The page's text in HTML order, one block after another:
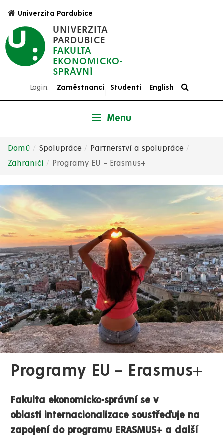
hlavnímu
obsahu
UNIVERZITA
PARDUBICE
FAKULTA
EKONOMICKO-
SPRÁVNÍ
Univerzita Pardubice
Login: Zaměstnanci
|
Studenti English
Menu
Drobečková
navigace
Domů Spolupráce
Partnerství a spolupráce
Zahraničí
Programy EU – Erasmus+
Programy EU – Erasmus+
Fakulta ekonomicko-správní se v
oblasti internacionalizace soustřeďuje na
zapojení do programu ERASMUS+ a další